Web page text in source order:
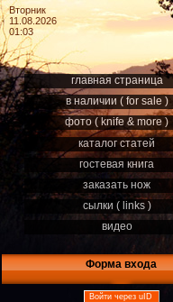
Вторник
11.08.2026
01:03
главная страница
в наличии ( for sale )
фото ( knife & more )
каталог статей
гостевая книга
заказать нож
сылки ( links )
видео
Форма входа
Войти через uID